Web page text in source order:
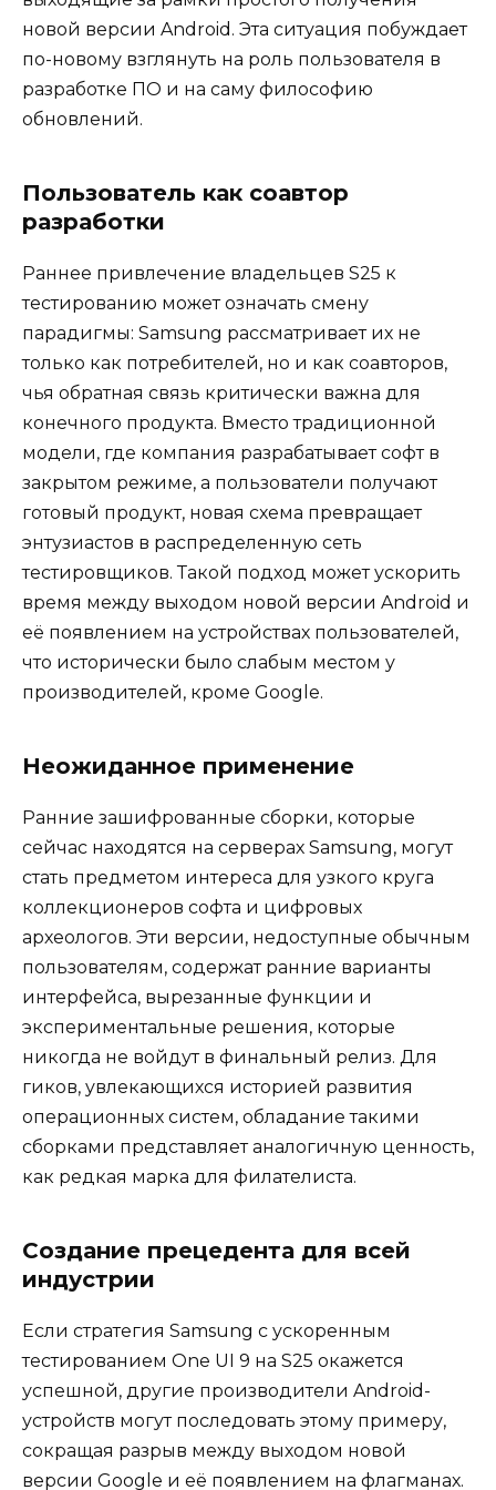
новой версии Android. Эта ситуация побуждает
по-новому взглянуть на роль пользователя в
разработке ПО и на саму философию
обновлений.
Пользователь как соавтор
разработки
Раннее привлечение владельцев S25 к
тестированию может означать смену
парадигмы: Samsung рассматривает их не
только как потребителей, но и как соавторов,
чья обратная связь критически важна для
конечного продукта. Вместо традиционной
модели, где компания разрабатывает софт в
закрытом режиме, а пользователи получают
готовый продукт, новая схема превращает
энтузиастов в распределенную сеть
тестировщиков. Такой подход может ускорить
время между выходом новой версии Android и
её появлением на устройствах пользователей,
что исторически было слабым местом у
производителей, кроме Google.
Неожиданное применение
Ранние зашифрованные сборки, которые
сейчас находятся на серверах Samsung, могут
стать предметом интереса для узкого круга
коллекционеров софта и цифровых
археологов. Эти версии, недоступные обычным
пользователям, содержат ранние варианты
интерфейса, вырезанные функции и
экспериментальные решения, которые
никогда не войдут в финальный релиз. Для
гиков, увлекающихся историей развития
операционных систем, обладание такими
сборками представляет аналогичную ценность,
как редкая марка для филателиста.
Создание прецедента для всей
индустрии
Если стратегия Samsung с ускоренным
тестированием One UI 9 на S25 окажется
успешной, другие производители Android-
устройств могут последовать этому примеру,
сокращая разрыв между выходом новой
версии Google и её появлением на флагманах.